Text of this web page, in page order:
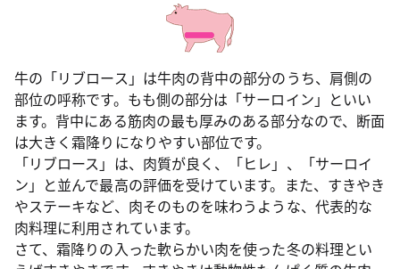
牛の「リブロース」は牛肉の背中の部分のうち、肩側の
部位の呼称です。もも側の部分は「サーロイン」といい
ます。背中にある筋肉の最も厚みのある部分なので、断面
は大きく霜降りになりやすい部位です。
「リブロース」は、肉質が良く、「ヒレ」、「サーロイ
ン」と並んで最高の評価を受けています。また、すきやき
やステーキなど、肉そのものを味わうような、代表的な
肉料理に利用されています。
さて、霜降りの入った軟らかい肉を使った冬の料理とい